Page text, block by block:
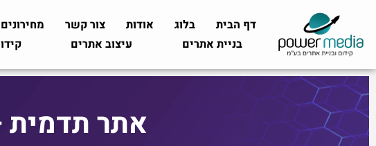
דף הבית בלוג אודות צור קשר מחירונים
בניית אתרים
עיצוב אתרים
אתר תדמית